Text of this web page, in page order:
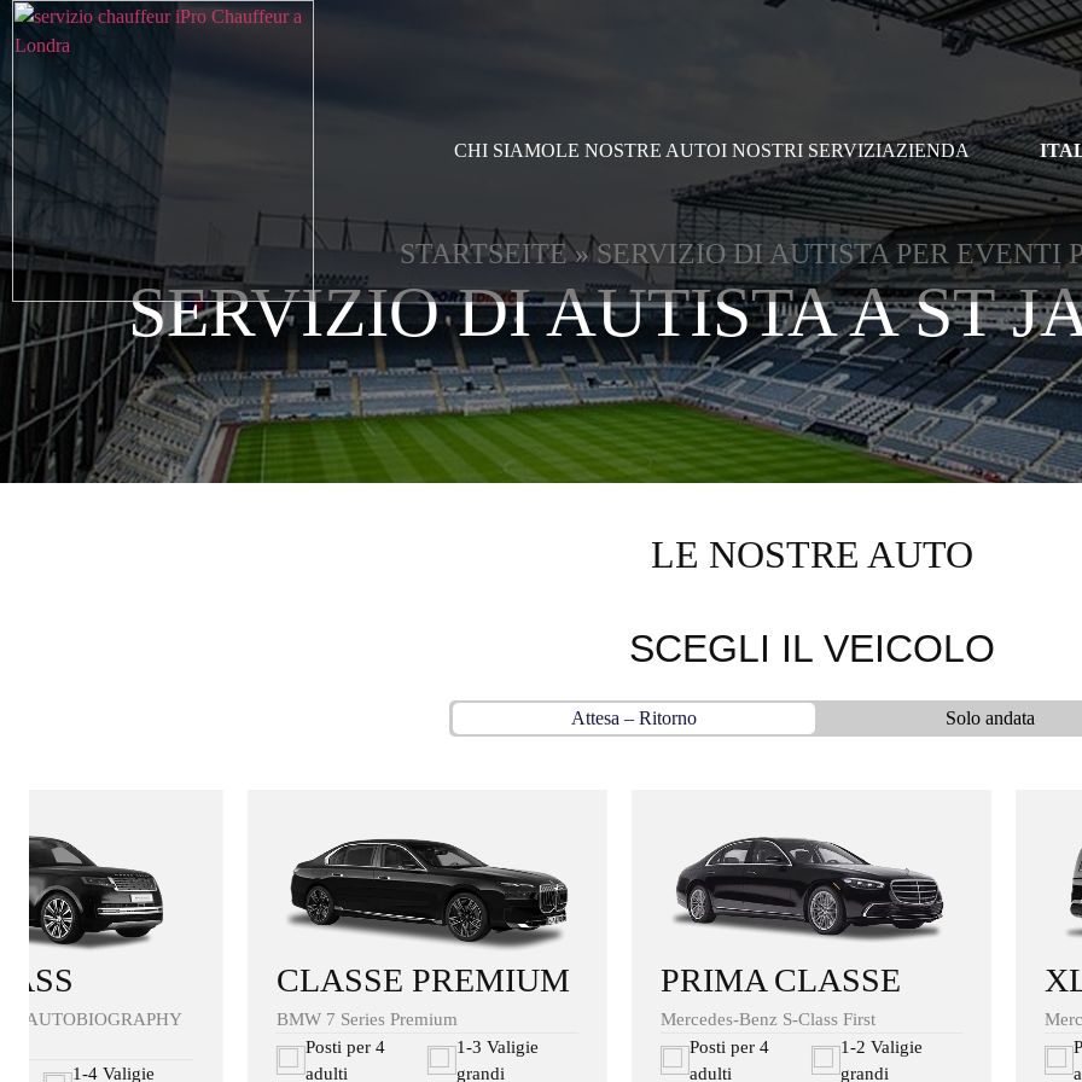
CHI SIAMOLE NOSTRE AUTOI NOSTRI SERVIZIAZIENDA
STARTSEITE»SERVIZIO DI AUTISTA PER EVENTI
SERVIZIO DI AUTISTA A ST
LE NOSTRE AUTO
SCEGLI IL VEICOLO
Attesa – Ritorno Solo andata
PRIMA CLASSE
Mercedes-Benz S-Class First
Posti per 4
adulti
1-2 Valigie
grandi
AUTOBIOGRAPHY
1-4 Valigie
CLASSE PREMIUM
BMW 7 Series Premium
Posti per 4
adulti
1-3 Valigie
grandi